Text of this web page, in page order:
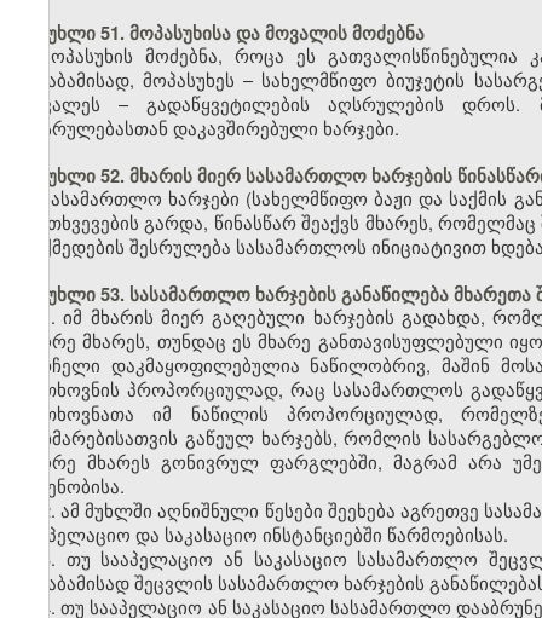
მუხლი 51. მოპასუხისა და მოვალის მოძებნა
მოპასუხის მოძებნა, როცა ეს
შესაბამისად, მოპასუხეს – სახელმწიფო ბიუჯეტის
მოვალეს – გადაწყვეტილების აღსრულების დროს.
აღსრულებასთან დაკავშირებული ხარჯები.
მუხლი 52. მხარის მიერ სასამართლო ხარჯების
სასამართლო ხარჯები (სახელმწიფო ბაჟი და საქმის
შემთხვევების გარდა, წინასწარ შეაქვს მხარეს,
მოქმედების შესრულება სასამართლოს ინიციატივით
მუხლი 53. სასამართლო ხარჯების განაწილება მხარეთა
1. იმ მხარის მიერ გაღებული ხარჯების გადახდა,
მეორე მხარეს, თუნდაც ეს მხარე განთავისუფლებული
სარჩელი დაკმაყოფილებულია ნაწილობრივ, მაშინ
მოთხოვნის პროპორციულად, რაც სასამართლოს
მოთხოვნათა იმ ნაწილის პროპორციულად,
დახმარებისათვის გაწეულ ხარჯებს, რომლის
მეორე მხარეს გონივრულ ფარგლებში, მაგრამ არა
ოდენობისა.
2. ამ მუხლში აღნიშნული წესები შეეხება აგრეთვე
სააპელაციო და საკასაციო ინსტანციებში წარმოებისას.
3. თუ სააპელაციო ან საკასაციო სასამართლო
შესაბამისად შეცვლის სასამართლო ხარჯების
4. თუ სააპელაციო ან საკასაციო სასამართლო